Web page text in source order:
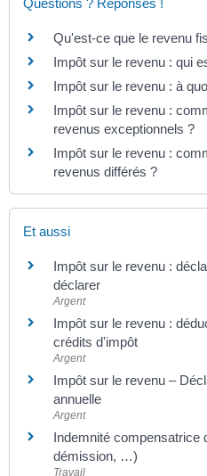
Qu'est-ce que le revenu
Impôt sur le revenu : qui
Impôt sur le revenu : à
Impôt sur le revenu :
revenus exceptionnels ?
Impôt sur le revenu :
revenus différés ?
Et aussi
Impôt sur le revenu :
déclarer
Argent
Impôt sur le revenu :
crédits d'impôt
Argent
Impôt sur le revenu –
annuelle
Argent
Indemnité compensatrice
démission, …)
Travail